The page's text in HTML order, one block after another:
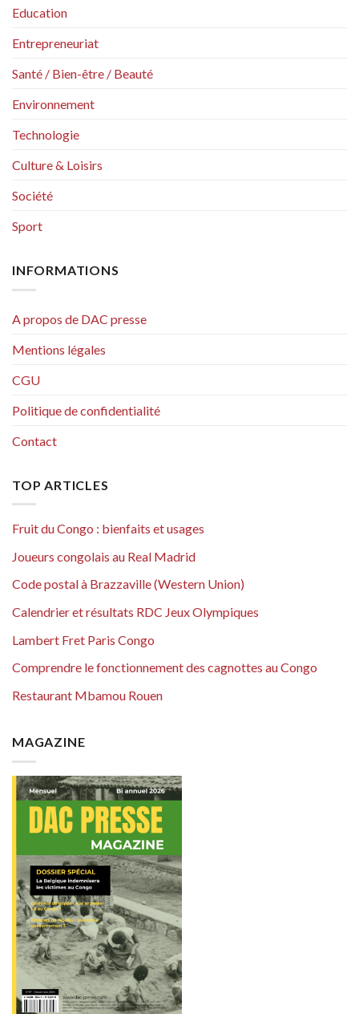
Education
Entrepreneuriat
Santé / Bien-être / Beauté
Environnement
Technologie
Culture & Loisirs
Société
Sport
INFORMATIONS
A propos de DAC presse
Mentions légales
CGU
Politique de confidentialité
Contact
TOP ARTICLES
Fruit du Congo : bienfaits et usages
Joueurs congolais au Real Madrid
Code postal à Brazzaville (Western Union)
Calendrier et résultats RDC Jeux Olympiques
Lambert Fret Paris Congo
Comprendre le fonctionnement des cagnottes au Congo
Restaurant Mbamou Rouen
MAGAZINE